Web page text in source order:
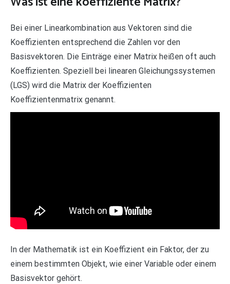
Bei einer Linearkombination aus Vektoren sind die
Koeffizienten entsprechend die Zahlen vor den
Basisvektoren. Die Einträge einer Matrix heißen oft auch
Koeffizienten. Speziell bei linearen Gleichungssystemen
(LGS) wird die Matrix der Koeffizienten
Koeffizientenmatrix genannt.
In der Mathematik ist ein Koeffizient ein Faktor, der zu
einem bestimmten Objekt, wie einer Variable oder einem
Basisvektor gehört.